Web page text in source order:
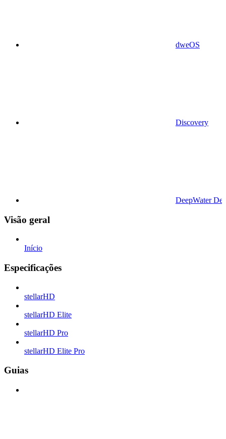
dweOS
Discovery
DeepWater
Visão geral
Início
Especificações
stellarHD
stellarHD Elite
stellarHD Pro
stellarHD Elite Pro
Guias